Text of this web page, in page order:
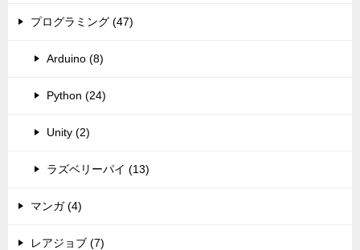
プログラミング (47)
Arduino (8)
Python (24)
Unity (2)
ラズベリーパイ (13)
マンガ (4)
レアジョブ (7)